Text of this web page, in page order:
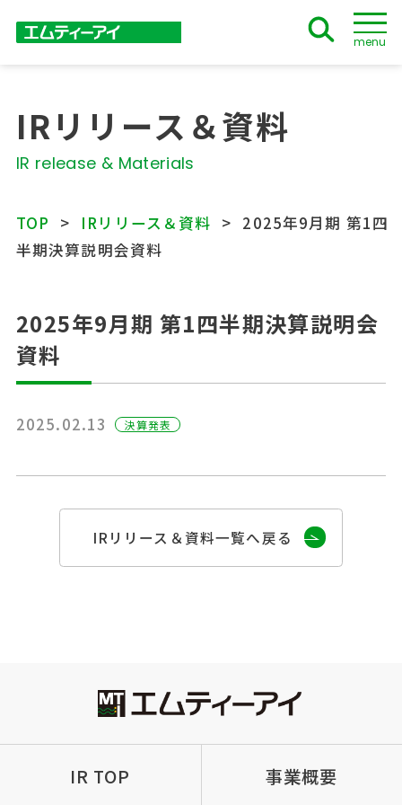
menu
IRリリース＆資料
IR release & Materials
TOP IRリリース＆資料
2025年9月期 第1四
半期決算説明会資料
2025年9月期 第1四半期決算説明会
資料
2025.02.13 決算発表
IRリリース＆資料一覧へ戻る
IR TOP 事業概要